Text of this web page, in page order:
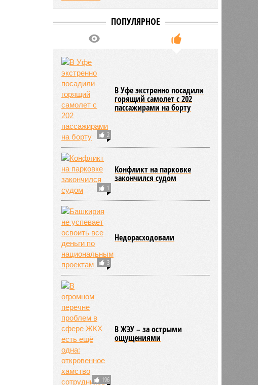
ПОПУЛЯРНОЕ
2
В Уфе экстренно посадили
горящий самолет с 202
пассажирами на борту
1
Конфликт на парковке
закончился судом
3
Недорасходовали
196
В ЖЭУ – за острыми
ощущениями